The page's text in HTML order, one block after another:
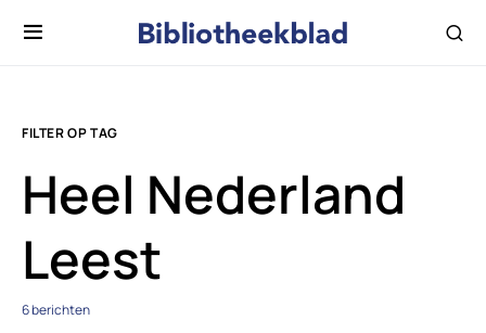
FILTER OP TAG
Heel Nederland
Leest
6 berichten